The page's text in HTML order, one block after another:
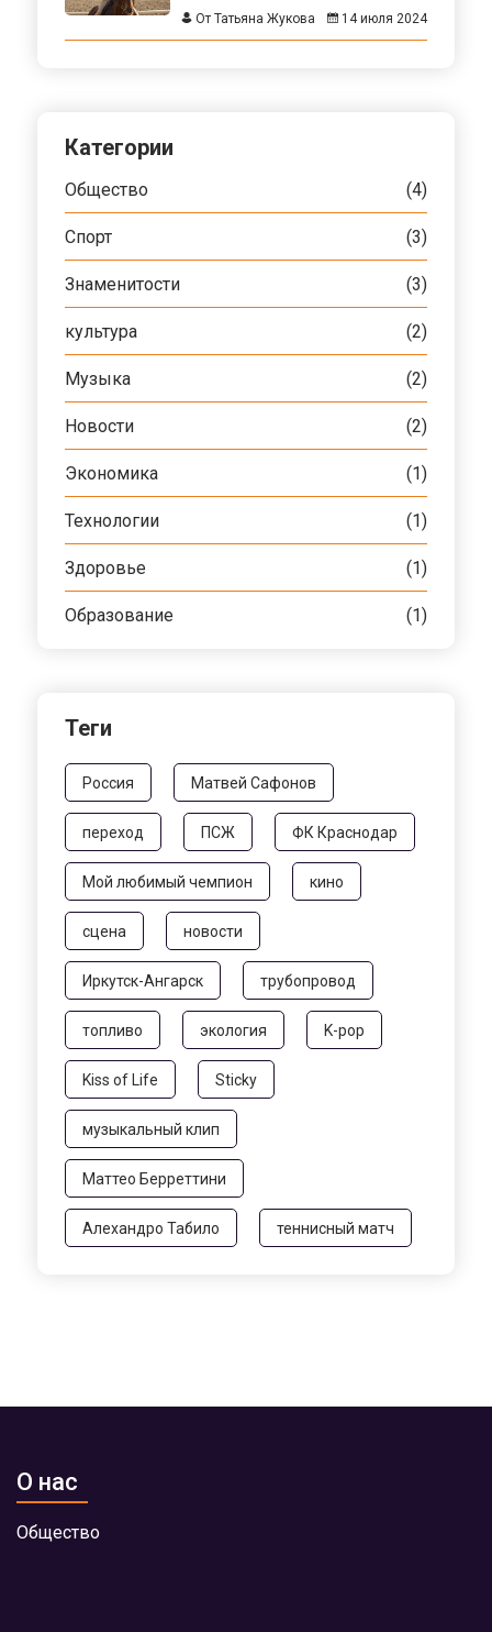
От Татьяна Жукова 14 июля 2024
Категории
Общество (4)
Спорт (3)
Знаменитости (3)
культура (2)
Музыка (2)
Новости (2)
Экономика (1)
Технологии (1)
Здоровье (1)
Образование (1)
Теги
Россия Матвей Сафонов
переход ПСЖ ФК Краснодар
Мой любимый чемпион кино
сцена новости
Иркутск-Ангарск трубопровод
топливо экология K-pop
Kiss of Life Sticky
музыкальный клип
Маттео Берреттини
Алехандро Табило теннисный матч
О нас
Общество